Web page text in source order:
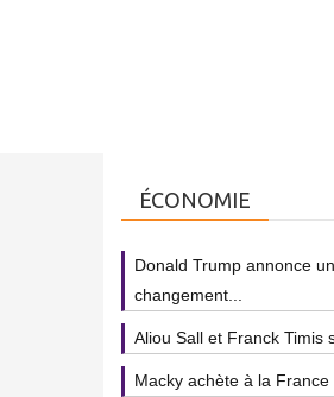
ÉCONOMIE
Donald Trump annonce un
changement...
Aliou Sall et Franck Timis
Macky achète à la France